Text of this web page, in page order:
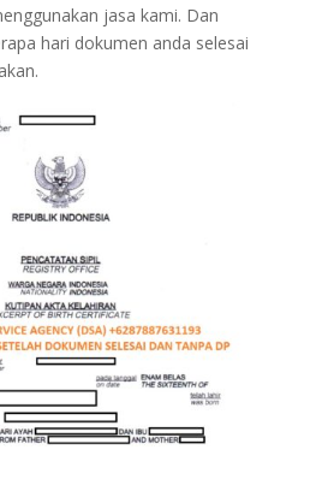
jasa kami. Dan
hari dokumen anda selesai